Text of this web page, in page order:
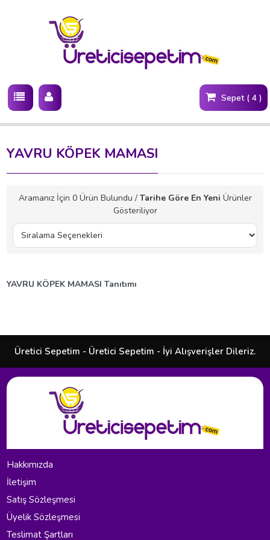
Sepet ( 4 )
YAVRU KÖPEK MAMASI
Aramanız İçin 0Ürün Bulundu / Tarihe Göre En Yeni Ürünler
Gösteriliyor
YAVRU KÖPEK MAMASI Tanıtımı
Üretici Sepetim - Üretici Sepetim - İyi Alışverişler Dileriz.
Hakkımızda
İletişim
Satış Sözleşmesi
Üyelik Sözleşmesi
Teslimat Şartları